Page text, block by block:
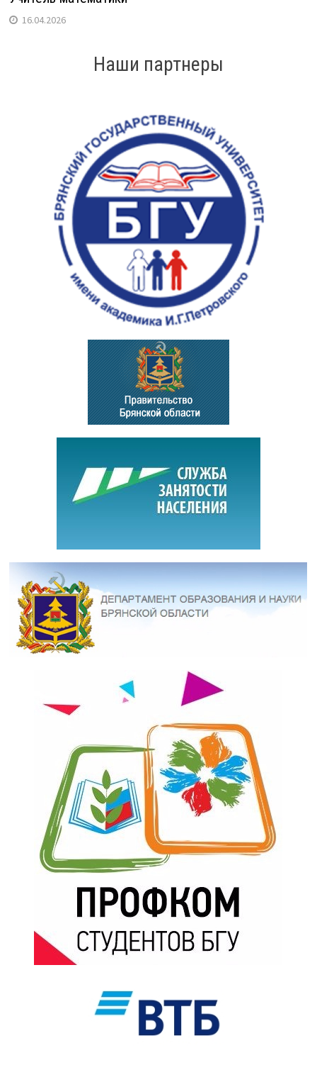
16.04.2026
Наши партнеры